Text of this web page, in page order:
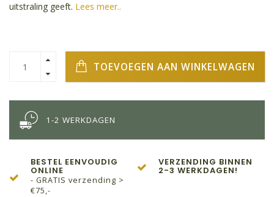
uitstraling geeft. Lees meer..
TOEVOEGEN AAN WINKELWAGEN
1-2 WERKDAGEN
BESTEL EENVOUDIG
ONLINE
- GRATIS verzending >
€75,-
VERZENDING BINNEN
2-3 WERKDAGEN!